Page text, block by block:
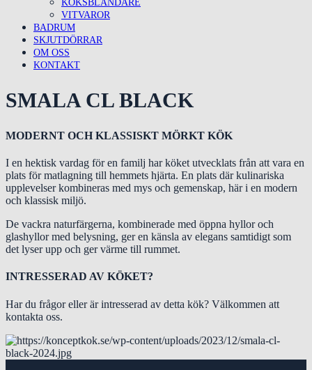
KÖKSBLANDARE
VITVAROR
BADRUM
SKJUTDÖRRAR
OM OSS
KONTAKT
SMALA CL BLACK
MODERNT OCH KLASSISKT MÖRKT KÖK
I en hektisk vardag för en familj har köket utvecklats från att vara en
plats för matlagning till hemmets hjärta. En plats där kulinariska
upplevelser kombineras med mys och gemenskap, här i en modern
och klassisk miljö.
De vackra naturfärgerna, kombinerade med öppna hyllor och
glashyllor med belysning, ger en känsla av elegans samtidigt som
det lyser upp och ger värme till rummet.
INTRESSERAD AV KÖKET?
Har du frågor eller är intresserad av detta kök? Välkommen att
kontakta oss.